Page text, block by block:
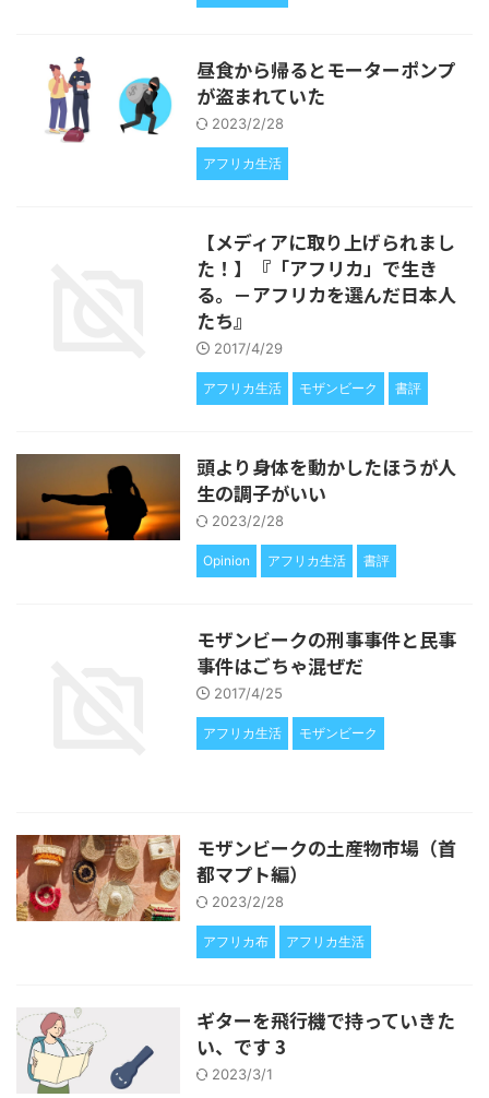
昼食から帰るとモーターポンプ
が盗まれていた
2023/2/28
アフリカ生活
【メディアに取り上げられまし
た！】『「アフリカ」で生き
る。－アフリカを選んだ日本人
たち』
2017/4/29
アフリカ生活 モザンビーク 書評
頭より身体を動かしたほうが人
生の調子がいい
2023/2/28
Opinion アフリカ生活 書評
モザンビークの刑事事件と民事
事件はごちゃ混ぜだ
2017/4/25
アフリカ生活 モザンビーク
モザンビークの土産物市場（首
都マプト編）
2023/2/28
アフリカ布 アフリカ生活
ギターを飛行機で持っていきた
い、です 3
2023/3/1